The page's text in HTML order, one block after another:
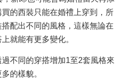
的西裝只能在婚禮上穿到，所
配出不同的風格，這樣無論在
就能有更多變化。
不同的穿搭增加1至2套風格來
的樣貌。